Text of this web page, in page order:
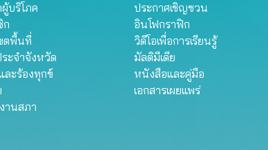
บริโภค
ก
ตพื้นที่
ะจำจังหวัด
ละร้องทุกข์
านสภา
ประกาศเชิญชวน
อินโฟกราฟิก
วิดีโอเพื่อการเรียนรู้
มัลติมีเดีย
หนังสือและคู่มือ
เอกสารเผยแพร่